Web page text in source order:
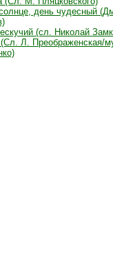
день чудесный
(сл. Николай
Л. Преображенская/